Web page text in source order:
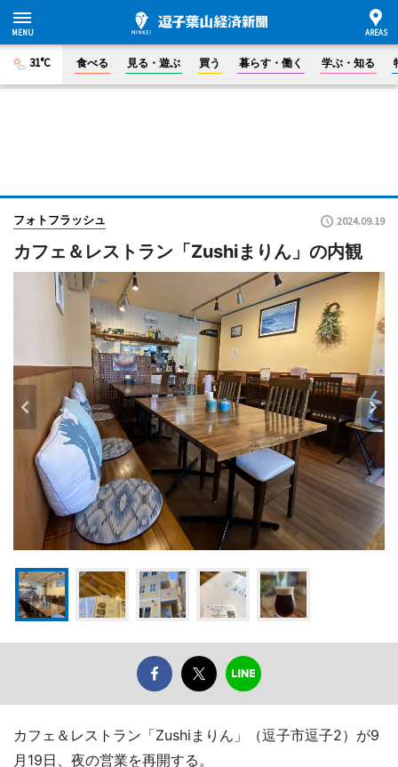
31°C 食べる 見る・遊ぶ 買う 暮らす・働く 学ぶ・知る
フォトフラッシュ 2024.09.19
カフェ＆レストラン「Zushiまりん」の内観
カフェ＆レストラン「Zushiまりん」（逗子市逗子2）が9
月19日、夜の営業を再開する。